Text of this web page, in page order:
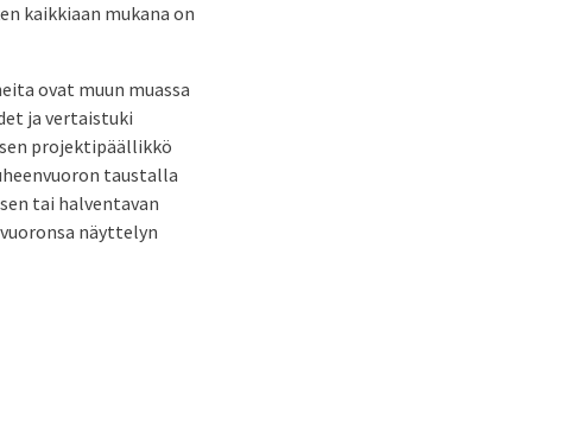
kaikkiaan mukana on
ovat muun muassa
ja vertaistuki
projektipäällikkö
taustalla
tai halventavan
näyttelyn